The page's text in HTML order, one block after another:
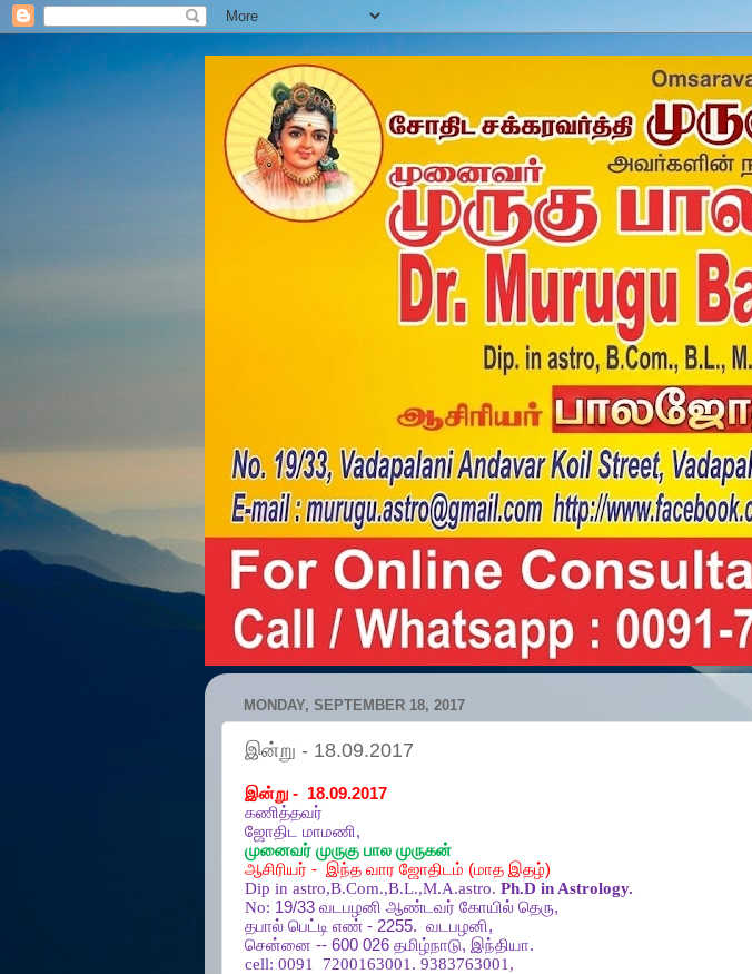
MONDAY, SEPTEMBER 18, 2017
இன்று - 18.09.2017
இன்று - 18.09.2017
கணித்தவர்
ஜோதிட
மாமணி,
முனைவர் முருகு பால முருகன்
ஆசிரியர் - இந்த வார ஜோதிடம் (மாத இதழ்)
Dip in astro,B.Com.,B.L.,M.A.astro. Ph.D in Astrology.
No: 19/33 வடபழனி ஆண்டவர் கோயில் தெரு,
தபால் பெட்டி எண்- 2255. வடபழனி,
சென்னை -- 600 026 தமிழ்நாடு, இந்தியா.
cell: 0091 7200163001. 9383763001,